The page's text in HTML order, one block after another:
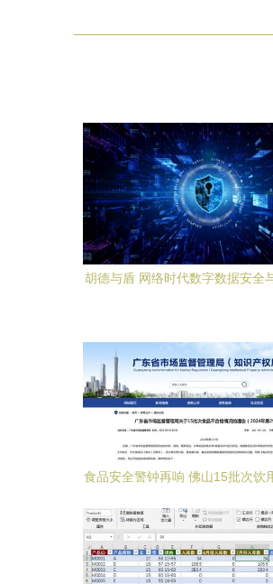
胡德与盾 网络时代数字数据安全
食品安全警钟再响 佛山15批次饮